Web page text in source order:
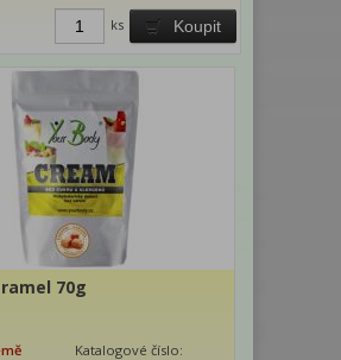
Koupit
ks
70g
Katalogové číslo: